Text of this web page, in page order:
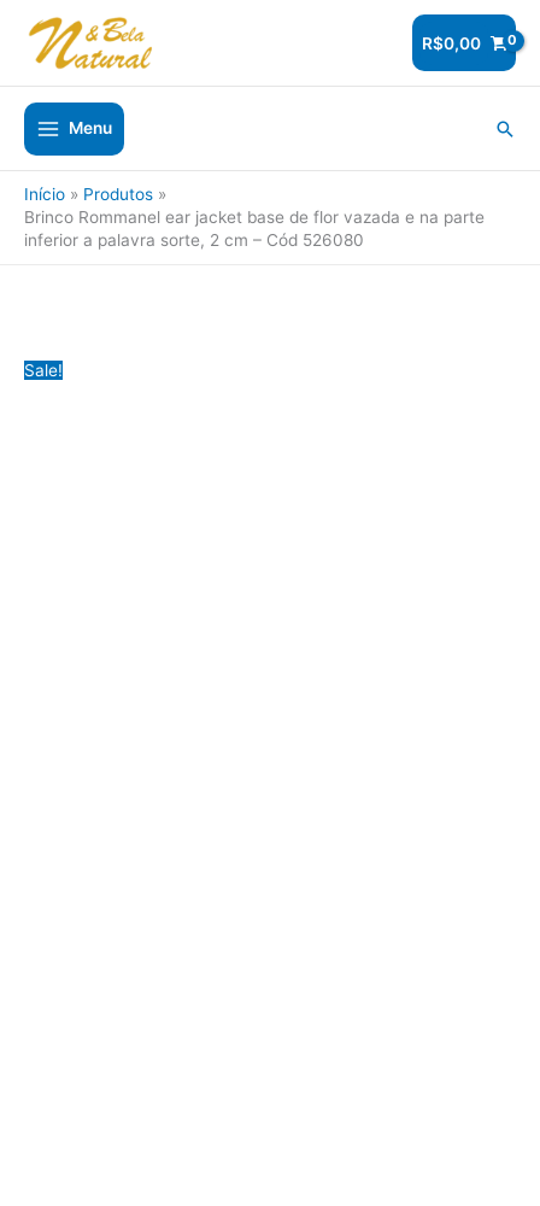
para
conteúdo
R$0,00
Menu
Início
Produtos
Brinco Rommanel ear jacket base de flor vazada e na parte
inferior a palavra sorte, 2 cm – Cód 526080
Sale!